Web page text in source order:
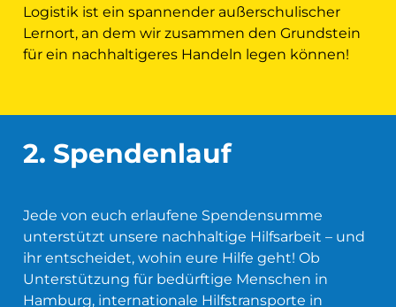
Logistik ist ein spannender außerschulischer
Lernort, an dem wir zusammen den Grundstein
für ein nachhaltigeres Handeln legen können!
2. Spendenlauf
Jede von euch erlaufene Spendensumme
unterstützt unsere nachhaltige Hilfsarbeit – und
ihr entscheidet, wohin eure Hilfe geht! Ob
Unterstützung für bedürftige Menschen in
Hamburg, internationale Hilfstransporte in